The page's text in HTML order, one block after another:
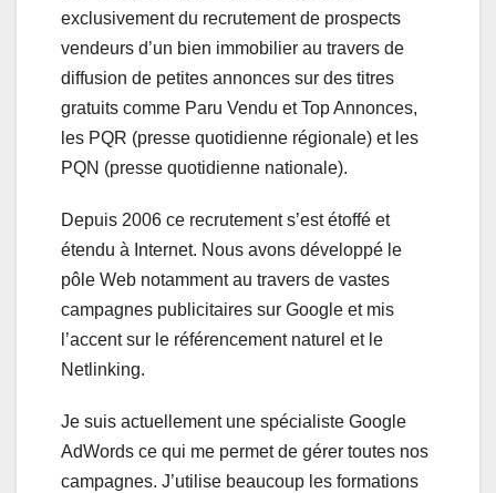
exclusivement du recrutement de prospects
vendeurs d’un bien immobilier au travers de
diffusion de petites annonces sur des titres
gratuits comme Paru Vendu et Top Annonces,
les PQR (presse quotidienne régionale) et les
PQN (presse quotidienne nationale).
Depuis 2006 ce recrutement s’est étoffé et
étendu à Internet. Nous avons développé le
pôle Web notamment au travers de vastes
campagnes publicitaires sur Google et mis
l’accent sur le référencement naturel et le
Netlinking.
Je suis actuellement une spécialiste Google
AdWords ce qui me permet de gérer toutes nos
campagnes. J’utilise beaucoup les formations